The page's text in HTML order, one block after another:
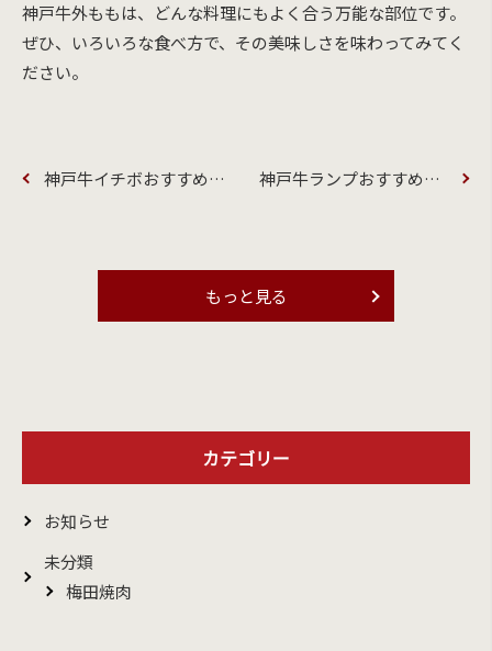
神戸牛外ももは、どんな料理にもよく合う万能な部位です。
ぜひ、いろいろな食べ方で、その美味しさを味わってみてく
ださい。
神戸牛イチボおすすめの美味しい食べ方 神戸牛ランプおすすめの美味しい食べ方
もっと見る
カテゴリー
お知らせ
未分類
梅田焼肉